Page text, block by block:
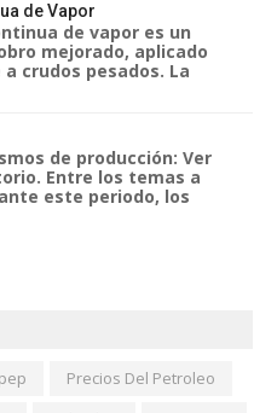
de Vapor
de vapor es un
mejorado, aplicado
crudos pesados. La
de producción: Ver
Entre los temas a
este periodo, los
Precios Del Petroleo